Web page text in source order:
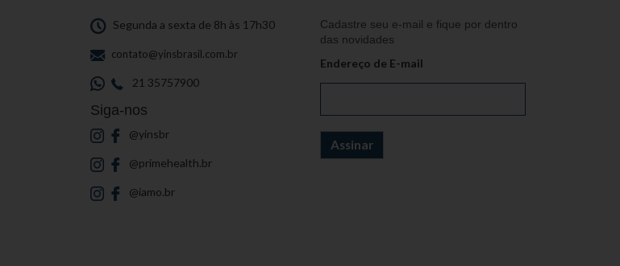
Segunda a sexta de 8h às 17h30
contato@yinsbrasil.com.br
21 35757900
Siga-nos
@yinsbr
@primehealth.br
@iamo.br
Cadastre seu e-mail e fique por dentro
das novidades
Endereço de E-mail